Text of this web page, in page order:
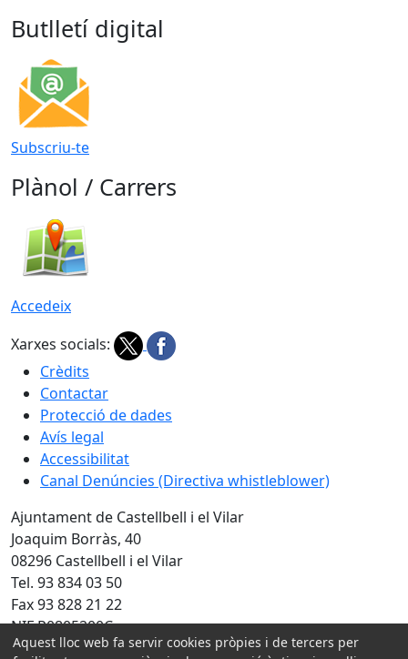
Butlletí digital
Subscriu-te
Plànol / Carrers
Accedeix
Xarxes socials:
Crèdits
Contactar
Protecció de dades
Avís legal
Accessibilitat
Canal Denúncies (Directiva whistleblower)
Ajuntament de Castellbell i el Vilar
Joaquim Borràs, 40
08296 Castellbell i el Vilar
Tel. 93 834 03 50
Fax 93 828 21 22
NIF P0805200C
Aquest lloc web fa servir cookies pròpies i de tercers per